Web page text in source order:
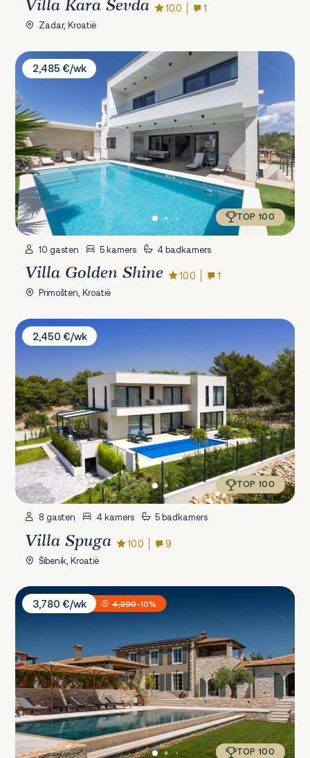
Villa Kara Sevda 10.0 1
Zadar, Kroatië
Villa Golden Shine
2,485 €/wk
TOP 100
10 gasten 5 kamers 4 badkamers
Villa Golden Shine 10.0 1
Primošten, Kroatië
Villa Spuga
2,450 €/wk
TOP 100
8 gasten 4 kamers 5 badkamers
Villa Spuga 10.0 9
Šibenik, Kroatië
Villa Olive View
3,780 €/wk
4,200-10%
TOP 100